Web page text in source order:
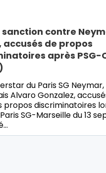
sanction contre
accusés de propos
après PSG-
du Paris SG Neymar,
Alvaro Gonzalez,
propos discriminatoires
SG-Marseille du 13